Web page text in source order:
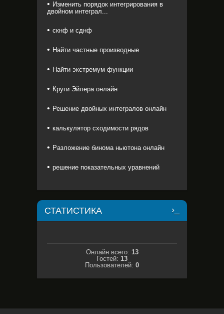
Изменить порядок интегрирования в
двойном интеграл...
скнф и сднф
Найти частные производные
Найти экстремум функции
Круги Эйлера онлайн
Решение двойных интегралов онлайн
калькулятор сходимости рядов
Разложение бинома ньютона онлайн
решение показательных уравнений
СТАТИСТИКА
Онлайн всего: 13
Гостей: 13
Пользователей: 0